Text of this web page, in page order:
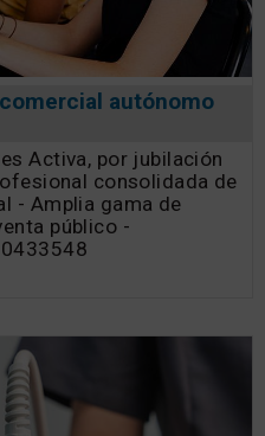
autónomo
Activa, por jubilación
consolidada de
- Amplia gama de
público -